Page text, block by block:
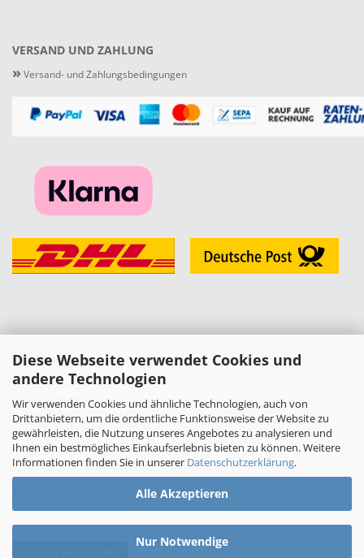
Diese Webseite verwendet Cookies und
andere Technologien
Wir verwenden Cookies und ähnliche Technologien, auch von
Drittanbietern, um die ordentliche Funktionsweise der Website zu
gewährleisten, die Nutzung unseres Angebotes zu analysieren und
Ihnen ein bestmögliches Einkaufserlebnis bieten zu können. Weitere
Informationen finden Sie in unserer Datenschutzerklärung.
Alle Akzeptieren
Nur Notwendige
VERSAND UND ZAHLUNG
» Versand- und Zahlungsbedingungen
KONTAKT
» Melzer Modellbau
Daniel Melzer
Alte Halberstädter Straße 22
38889 Blankenburg (Harz)
» Telefon: 03944-3665950
E-Mail:shop[at]melzer-modellbau.de
Abholungen nur mit Terminvereinbarung!